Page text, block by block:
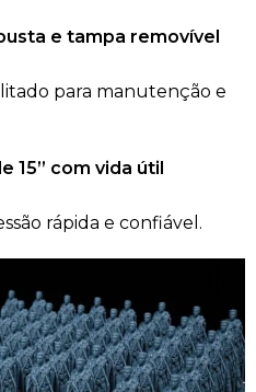
e tampa removível
para manutenção e
15” com vida útil
rápida e confiável.